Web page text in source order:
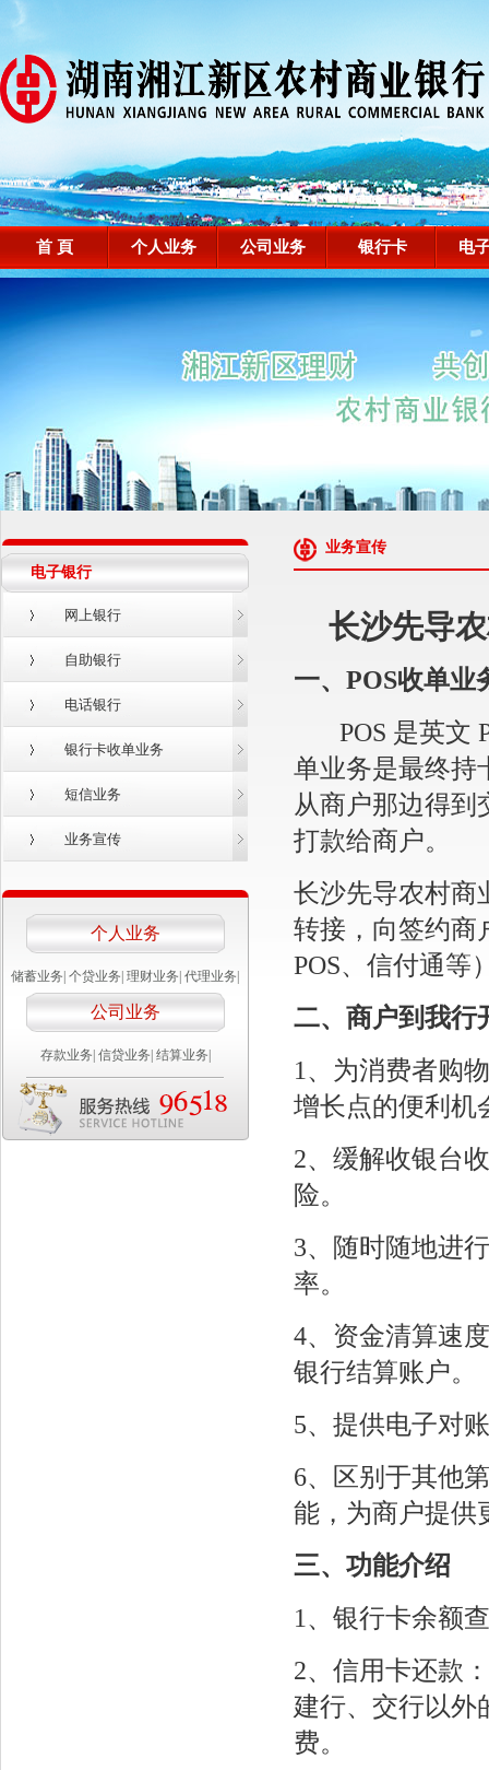
首 頁 个人业务 公司业务 银行卡 电
电子银行
网上银行
自助银行
电话银行
银行卡收单业务
短信业务
业务宣传
个人业务
储蓄业务 个贷业务 理财业务 代理业务
公司业务
存款业务 信贷业务 结算业务
业务宣传
长沙先导
一、POS收单业
POS 是英文
单业务是最终持
从商户那边得到
打款给商户。
长沙先导农村商
转接，向签约商
POS、信付通等
二、商户到我行
1、为消费者购
增长点的便利机
2、缓解收银台
险。
3、随时随地进
率。
4、资金清算速
银行结算账户。
5、提供电子对
6、区别于其他
能，为商户提供
三、功能介绍
1、银行卡余额
2、信用卡还款
建行、交行以外
费。